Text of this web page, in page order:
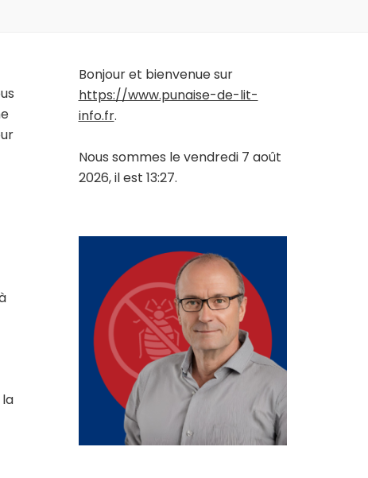
Bonjour et bienvenue sur
https://www.punaise-de-lit-
info.fr.
Nous sommes le vendredi 7 août
2026, il est 13:27.